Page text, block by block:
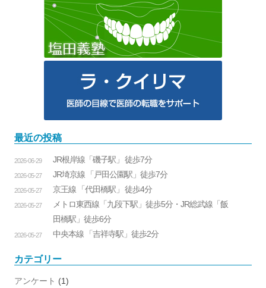
最近の投稿
JR根岸線「磯子駅」 徒歩7分
2026-06-29
JR埼京線 「戸田公園駅」徒歩7分
2026-05-27
京王線 「代田橋駅」 徒歩4分
2026-05-27
メトロ東西線「九段下駅」徒歩5分・JR総武線「飯
田橋駅」徒歩6分
2026-05-27
中央本線 「吉祥寺駅」徒歩2分
2026-05-27
カテゴリー
アンケート (1)